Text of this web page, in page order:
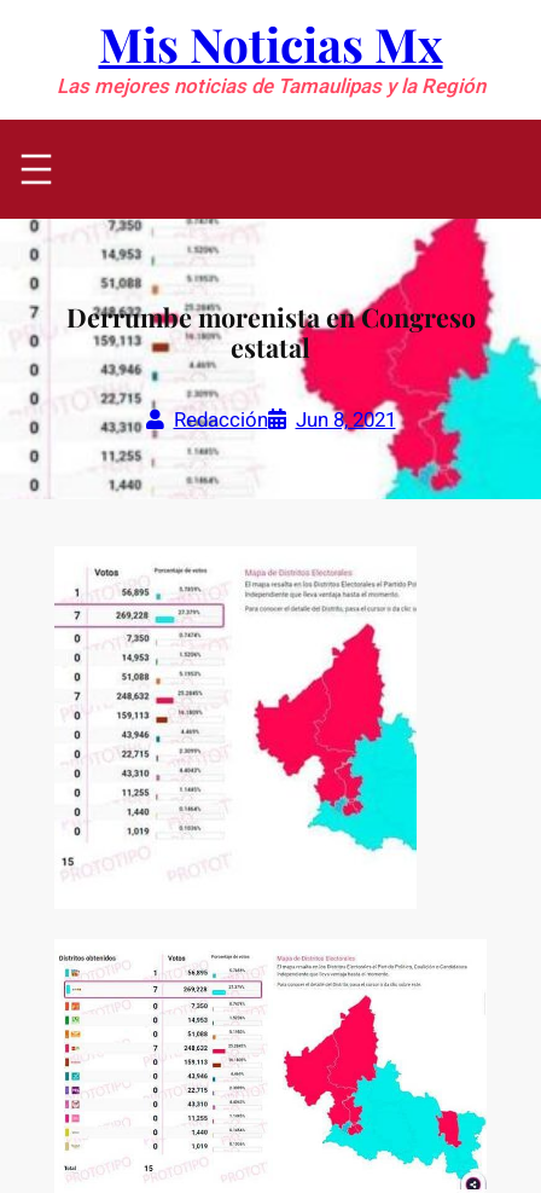
contenido
Mis Noticias Mx
Las mejores noticias de Tamaulipas y la Región
Derrumbe morenista en Congreso
estatal
Redacción Jun 8, 2021